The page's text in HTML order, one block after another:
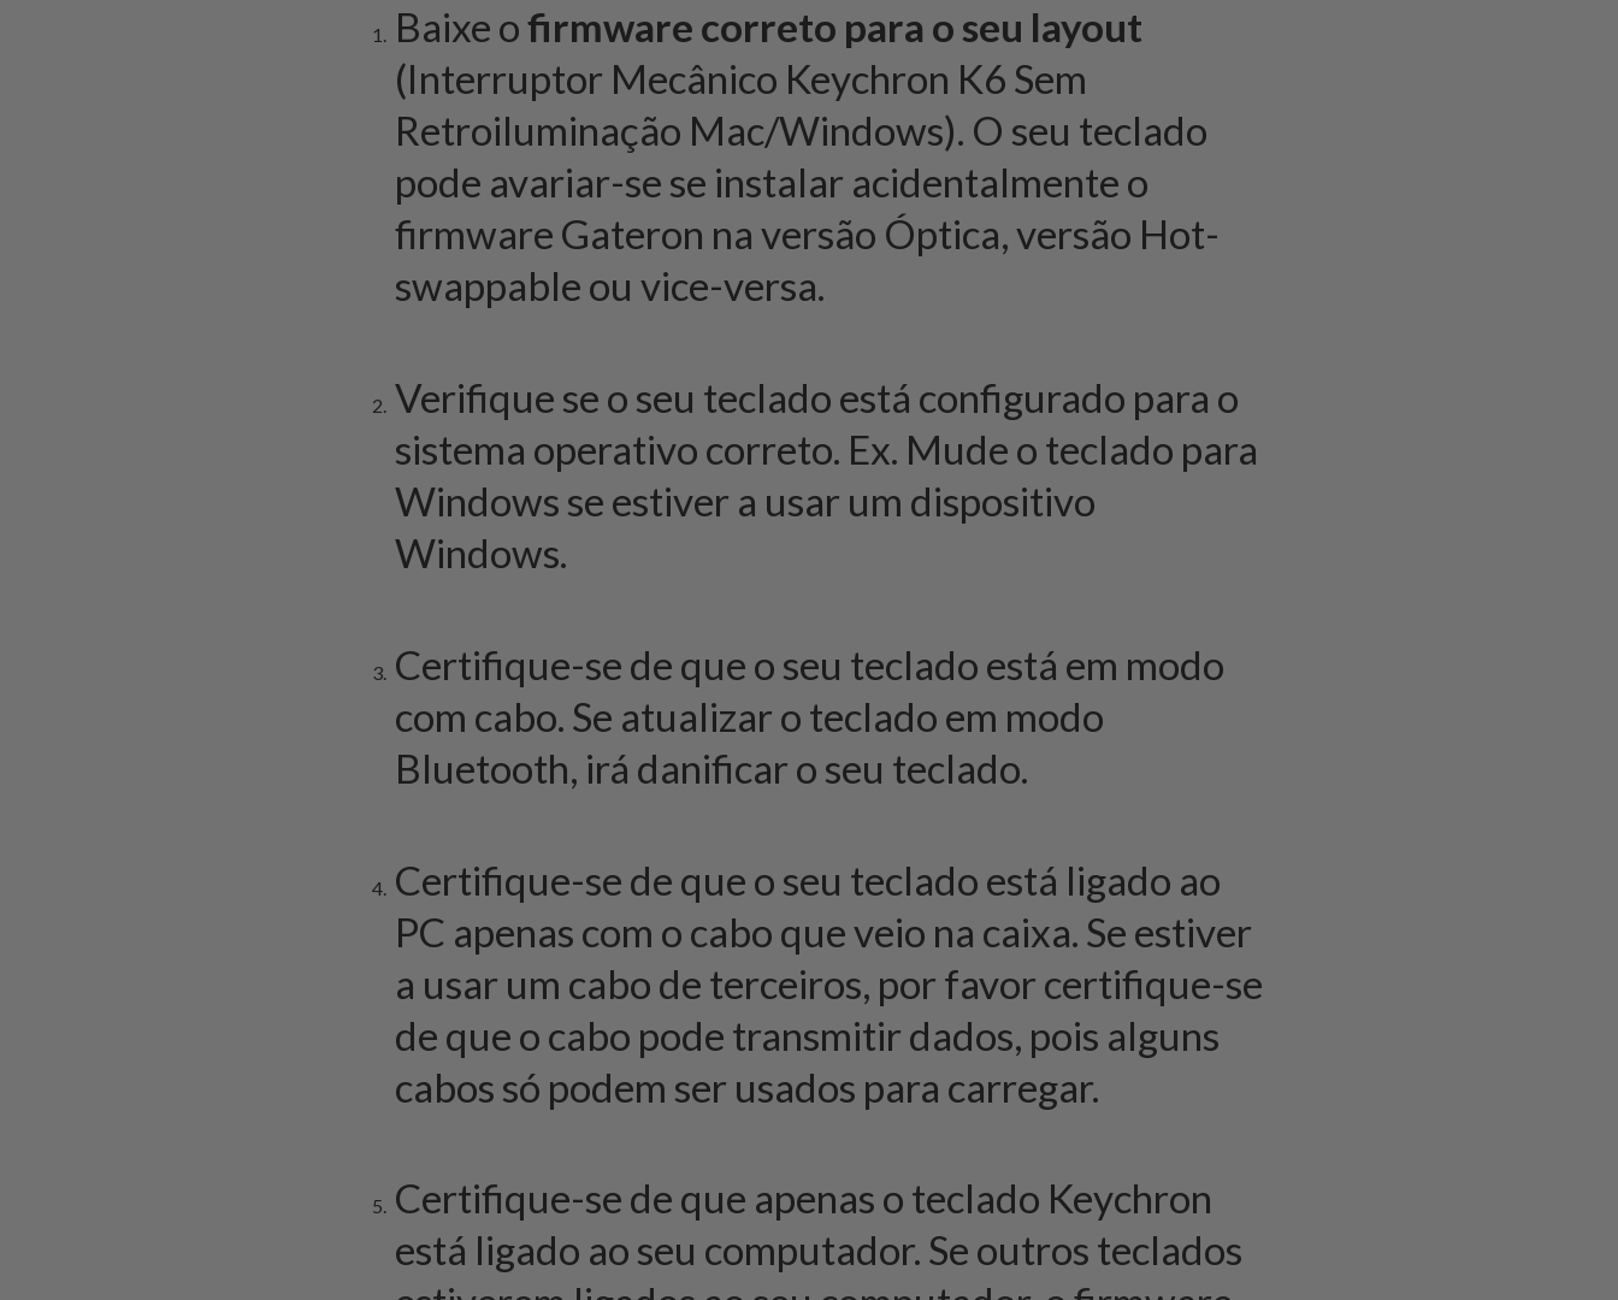
Baixe ofirmware correto para o seu layout
(Interruptor Mecânico Keychron K6 Sem
Retroiluminação Mac/Windows). O seu teclado
pode avariar-se se instalar acidentalmente o
firmware Gateron na versão Óptica, versão Hot-
swappable ou vice-versa.
Verifique se o seu teclado está configurado para o
sistema operativo correto. Ex. Mude o teclado para
Windows se estiver a usar um dispositivo
Windows.
Certifique-se de que o seu teclado está em modo
com cabo. Se atualizar o teclado em modo
Bluetooth, irá danificar o seu teclado.
Certifique-se de que o seu teclado está ligado ao
PC apenas com o cabo que veio na caixa. Se estiver
a usar um cabo de terceiros, por favor certifique-se
de que o cabo pode transmitir dados, pois alguns
cabos só podem ser usados para carregar.
Certifique-se de que apenas o teclado Keychron
está ligado ao seu computador. Se outros teclados